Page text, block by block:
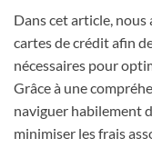
Dans cet article,
cartes de crédit afin
nécessaires pour
Grâce à une
naviguer habilement
minimiser les frais